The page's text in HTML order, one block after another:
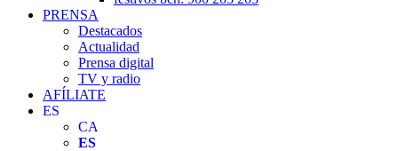
PRENSA
Destacados
Actualidad
Prensa digital
TV y radio
AFÍLIATE
ES
CA
ES